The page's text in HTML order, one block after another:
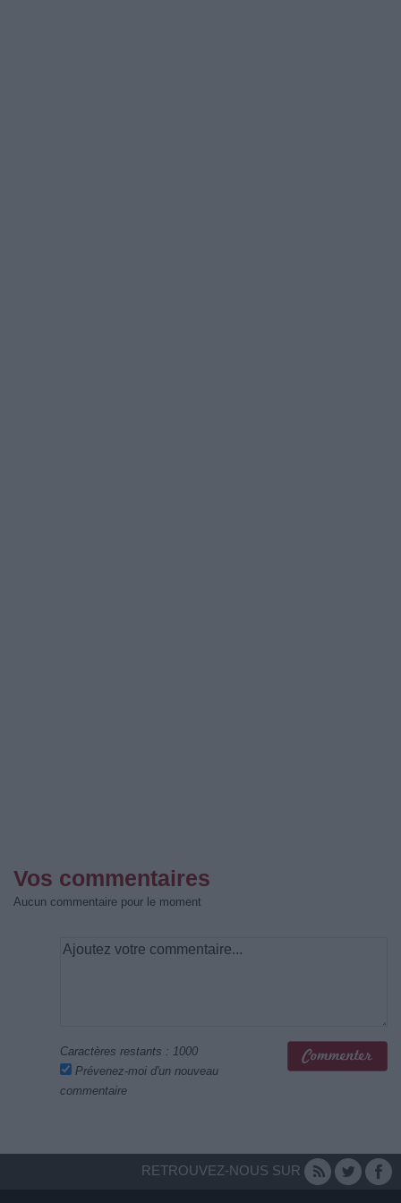
Vos commentaires
Aucun commentaire pour le moment
Caractères restants : 1000
Prévenez-moi d'un nouveau
commentaire
RETROUVEZ-NOUS SUR